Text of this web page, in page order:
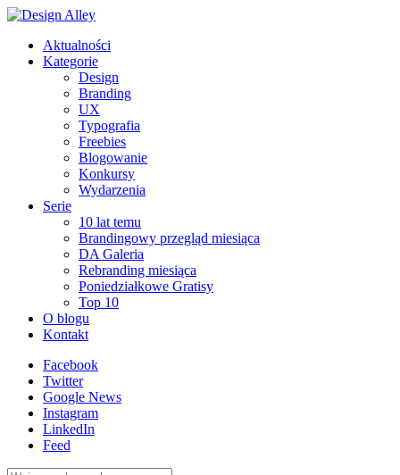
Aktualności
Kategorie
Design
Branding
UX
Typografia
Freebies
Blogowanie
Konkursy
Wydarzenia
Serie
10 lat temu
Brandingowy przegląd miesiąca
DA Galeria
Rebranding miesiąca
Poniedziałkowe Gratisy
Top 10
O blogu
Kontakt
Facebook
Twitter
Google News
Instagram
LinkedIn
Feed